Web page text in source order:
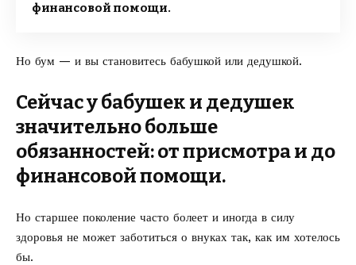
финансовой помощи.
Но бум — и вы становитесь бабушкой или дедушкой.
Сейчас у бабушек и дедушек
значительно больше
обязанностей: от присмотра и до
финансовой помощи.
Но старшее поколение часто болеет и иногда в силу
здоровья не может заботиться о внуках так, как им хотелось
бы.